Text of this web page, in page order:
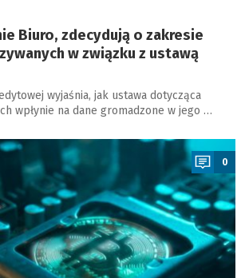
Biuro, zdecydują o zakresie
w związku z ustawą
wyjaśnia, jak ustawa dotycząca
wpłynie na dane gromadzone w jego …
0